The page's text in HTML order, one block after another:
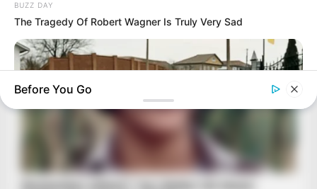
BUZZ DAY
The Tragedy Of Robert Wagner Is Truly Very Sad
Before You Go